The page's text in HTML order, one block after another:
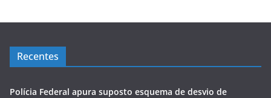
Recentes
Polícia Federal apura suposto esquema de desvio de